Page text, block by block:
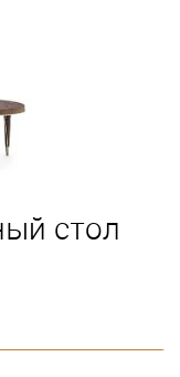
стол